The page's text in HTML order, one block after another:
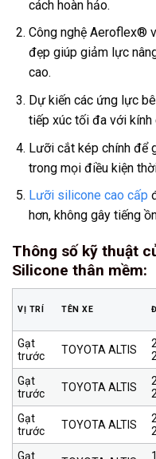
cách hoàn hảo.
Công nghệ Aeroflex®
đẹp giúp giảm lực
cao.
Dự kiến các ứng lực
tiếp xúc tối đa với kính
Lưỡi cắt kép chính để
trong mọi điều kiện
Lưỡi silicone cao cấp
hơn, không gây tiếng
Thông số kỹ thuật
Silicone thân mềm:
VỊ TRÍ TÊN XE
Gạt
trước
TOYOTA ALTIS
Gạt
trước
TOYOTA ALTIS
Gạt
trước
TOYOTA ALTIS
Gạt